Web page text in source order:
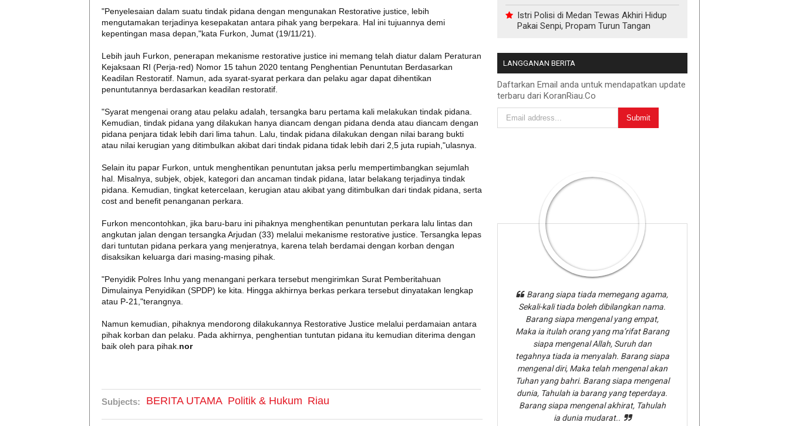
"Penyelesaian dalam suatu tindak pidana dengan mengunakan Restorative justice, lebih
mengutamakan terjadinya kesepakatan antara pihak yang berpekara. Hal ini tujuannya demi
kepentingan masa depan,"kata Furkon, Jumat (19/11/21).
Lebih jauh Furkon, penerapan mekanisme restorative justice ini memang telah diatur dalam Peraturan
Kejaksaan RI (Perja-red) Nomor 15 tahun 2020 tentang Penghentian Penuntutan Berdasarkan
Keadilan Restoratif. Namun, ada syarat-syarat perkara dan pelaku agar dapat dihentikan
penuntutannya berdasarkan keadilan restoratif.
"Syarat mengenai orang atau pelaku adalah, tersangka baru pertama kali melakukan tindak pidana.
Kemudian, tindak pidana yang dilakukan hanya diancam dengan pidana denda atau diancam dengan
pidana penjara tidak lebih dari lima tahun. Lalu, tindak pidana dilakukan dengan nilai barang bukti
atau nilai kerugian yang ditimbulkan akibat dari tindak pidana tidak lebih dari 2,5 juta rupiah,"ulasnya.
Selain itu papar Furkon, untuk menghentikan penuntutan jaksa perlu mempertimbangkan sejumlah
hal. Misalnya, subjek, objek, kategori dan ancaman tindak pidana, latar belakang terjadinya tindak
pidana. Kemudian, tingkat ketercelaan, kerugian atau akibat yang ditimbulkan dari tindak pidana, serta
cost and benefit penanganan perkara.
Furkon mencontohkan, jika baru-baru ini pihaknya menghentikan penuntutan perkara lalu lintas dan
angkutan jalan dengan tersangka Arjudan (33) melalui mekanisme restorative justice. Tersangka lepas
dari tuntutan pidana perkara yang menjeratnya, karena telah berdamai dengan korban dengan
disaksikan keluarga dari masing-masing pihak.
"Penyidik Polres Inhu yang menangani perkara tersebut mengirimkan Surat Pemberitahuan
Dimulainya Penyidikan (SPDP) ke kita. Hingga akhirnya berkas perkara tersebut dinyatakan lengkap
atau P-21,"terangnya.
Namun kemudian, pihaknya mendorong dilakukannya Restorative Justice melalui perdamaian antara
pihak korban dan pelaku. Pada akhirnya, penghentian tuntutan pidana itu kemudian diterima dengan
baik oleh para pihak. nor
Subjects: BERITA UTAMA Politik & Hukum Riau
Istri Polisi di Medan Tewas Akhiri Hidup
Pakai Senpi, Propam Turun Tangan
LANGGANAN BERITA
Daftarkan Email anda untuk mendapatkan update
terbaru dari KoranRiau.Co
Barang siapa tiada memegang agama,
Sekali-kali tiada boleh dibilangkan nama.
Barang siapa mengenal yang empat,
Maka ia itulah orang yang ma’rifat Barang
siapa mengenal Allah, Suruh dan
tegahnya tiada ia menyalah. Barang siapa
mengenal diri, Maka telah mengenal akan
Tuhan yang bahri. Barang siapa mengenal
dunia, Tahulah ia barang yang teperdaya.
Barang siapa mengenal akhirat, Tahulah
ia dunia mudarat..